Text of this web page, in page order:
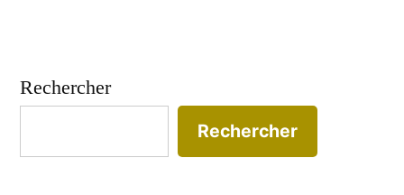
Rechercher
Rechercher